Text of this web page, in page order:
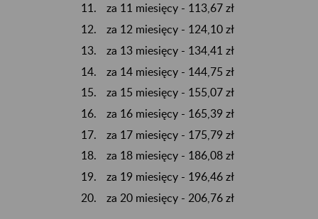
za 11 miesięcy - 113,67 zł
za 12 miesięcy - 124,10 zł
za 13 miesięcy - 134,41 zł
za 14 miesięcy - 144,75 zł
za 15 miesięcy - 155,07 zł
za 16 miesięcy - 165,39 zł
za 17 miesięcy - 175,79 zł
za 18 miesięcy - 186,08 zł
za 19 miesięcy - 196,46 zł
za 20 miesięcy - 206,76 zł